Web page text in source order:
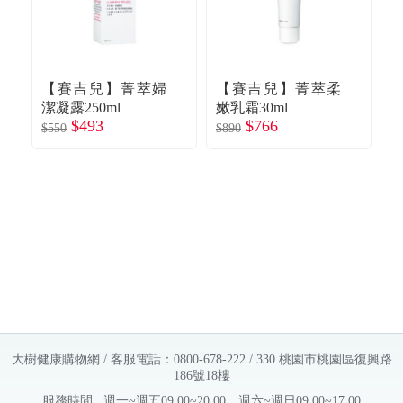
【賽吉兒】菁萃婦
潔凝露250ml
$550 $493
【賽吉兒】菁萃柔
嫩乳霜30ml
$890 $766
大樹健康購物網 / 客服電話：0800-678-222 / 330 桃園市桃園區復興路
186號18樓